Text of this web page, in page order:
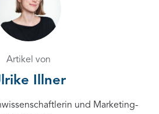
Artikel von
Illner
und Marketing-